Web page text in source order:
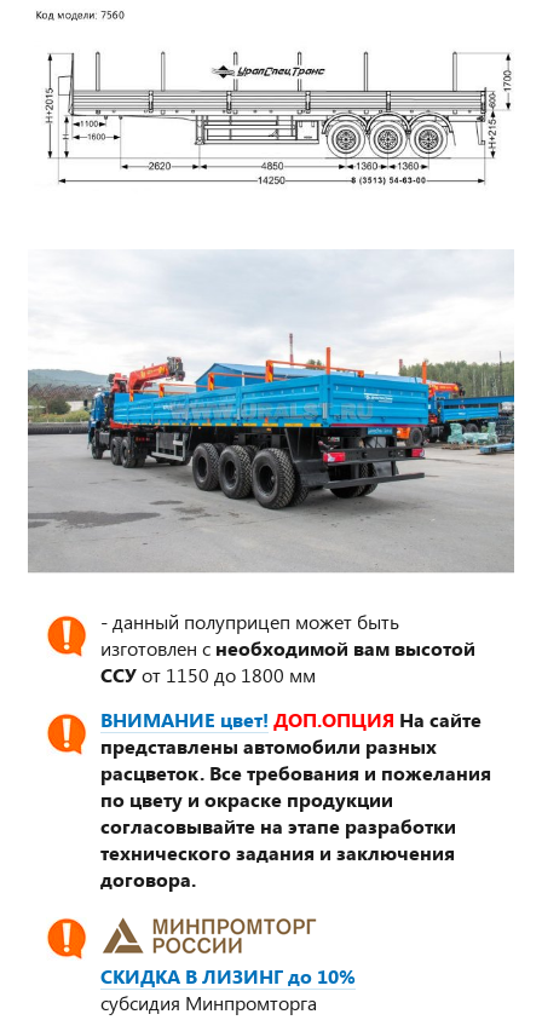
- данный полуприцеп может быть
изготовлен с необходимой вам высотой
ССУот 1150 до 1800 мм
ВНИМАНИЕ цвет! ДОП.ОПЦИЯ На сайте
представлены автомобили разных
расцветок. Все требования и пожелания
по цвету и окраске продукции
согласовывайте на этапе разработки
технического задания и заключения
договора.
СКИДКА В ЛИЗИНГ до 10%
субсидия Минпромторга